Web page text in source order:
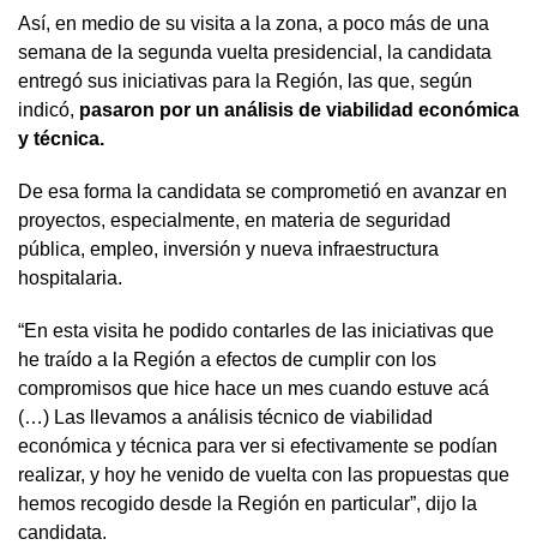
Así, en medio de su visita a la zona, a poco más de una
semana de la segunda vuelta presidencial, la candidata
entregó sus iniciativas para la Región, las que, según
indicó, pasaron por un análisis de viabilidad económica
y técnica.
De esa forma la candidata se comprometió en avanzar en
proyectos, especialmente, en materia de seguridad
pública, empleo, inversión y nueva infraestructura
hospitalaria.
“En esta visita he podido contarles de las iniciativas que
he traído a la Región a efectos de cumplir con los
compromisos que hice hace un mes cuando estuve acá
(…) Las llevamos a análisis técnico de viabilidad
económica y técnica para ver si efectivamente se podían
realizar, y hoy he venido de vuelta con las propuestas que
hemos recogido desde la Región en particular”, dijo la
candidata.